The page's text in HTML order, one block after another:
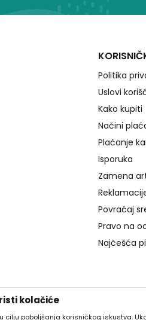
Politika
Uslovi
Kako kupiti
Načini
Plaćanje
Isporuka
Zamena
Povraćaj
Pravo na
Najčešća
kolačiće
cilju poboljšanja korisničkog iskustva.